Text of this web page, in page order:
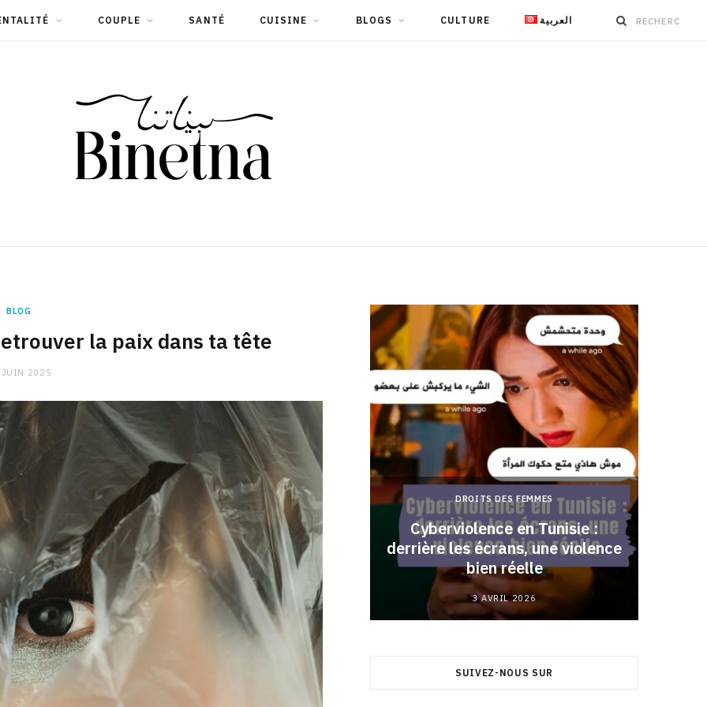
COUPLE SANTÉ CUISINE BLOGS CULTURE العربية
BLOG
la paix dans ta tête
2025
CHARGE MENTALE
Stress après le travail :
comment relâcher la pression
9 JANVIER 2026
DROITS DES FEMMES
Cyberviolence en Tunisie :
derrière les écrans, une violence
bien réelle
3 AVRIL 2026
SUIVEZ-NOUS SUR